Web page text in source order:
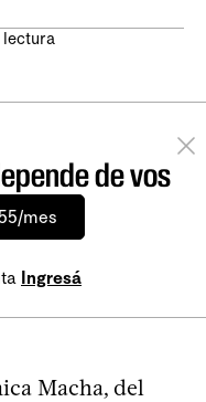
lectura
de vos
mes
Ingresá
Macha, del